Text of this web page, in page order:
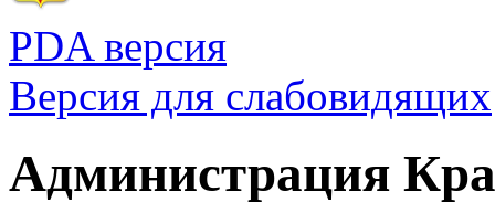
PDA версия
Версия для слабовидящих
Администрация